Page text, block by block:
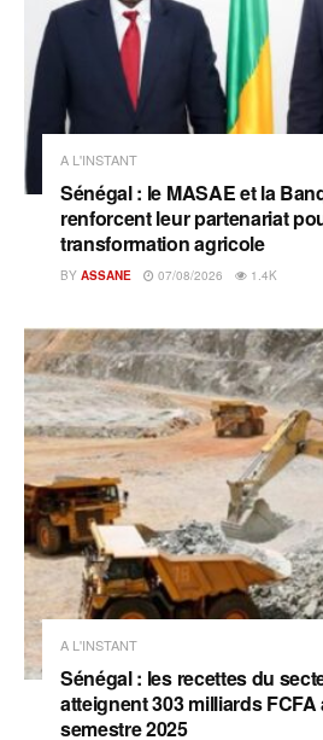
A L'INSTANT
Sénégal : le MASAE et la
renforcent leur partenariat
transformation agricole
BY ASSANE 07/08/2026 1.4K
A L'INSTANT
Sénégal : les recettes du
atteignent 303 milliards
semestre 2025